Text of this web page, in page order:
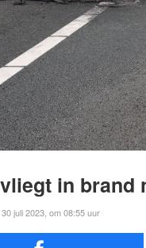
in brand
juli 2023, om 08:55 uur